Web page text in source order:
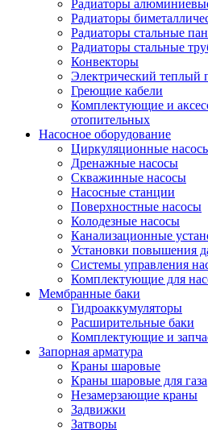
Радиаторы
Радиаторы
Радиаторы стальные
Радиаторы стальные
Конвекторы
Электрический теплый
Греющие кабели
Комплектующие и
отопительных
Насосное оборудование
Циркуляционные
Дренажные насосы
Скважинные насосы
Насосные станции
Поверхностные насосы
Колодезные насосы
Канализационные
Установки повышения
Системы управления
Комплектующие для
Мембранные баки
Гидроаккумуляторы
Расширительные баки
Комплектующие и
Запорная арматура
Краны шаровые
Краны шаровые для газа
Незамерзающие краны
Задвижки
Затворы